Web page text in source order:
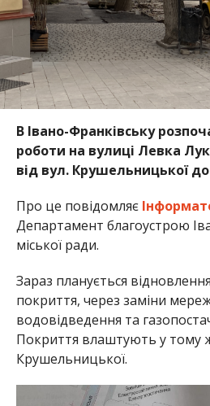
В Івано-Франківську
роботи на вулиці Левка
від вул. Крушельницької до
Про це повідомляє
Департамент благоустрою
міської ради.
Зараз планується
покриття, через заміни
водовідведення та
Покриття влаштують у тому
Крушельницької.